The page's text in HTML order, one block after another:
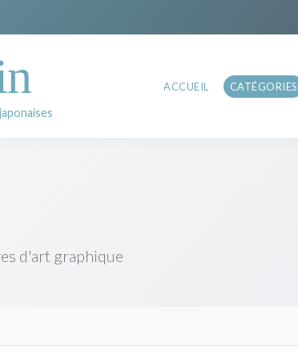
ACCUEIL CATÉGORIES
d'art graphique